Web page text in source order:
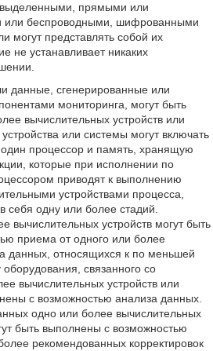
прямыми или
беспроводными, шифрованными
могут представлять собой их
не устанавливает никаких
данные, сгенерированные или
мониторинга, могут быть
вычислительных устройств или
или системы могут включать
процессор и память, хранящую
которые при исполнении по
приводят к выполнению
устройствами процесса,
себя одну или более стадий.
вычислительных устройств могут быть
приема от одного или более
данных, относящихся к по меньшей
связанного со
вычислительных устройств или
с возможностью анализа данных.
одно или более вычислительных
быть выполнены с возможностью
рекомендованных корректировок